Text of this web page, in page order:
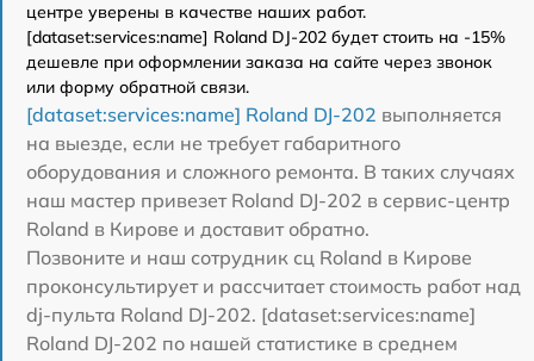
центре уверены в качестве наших работ.
[dataset:services:name] Roland DJ-202 будет стоить на -15%
дешевле при оформлении заказа на сайте через звонок
или форму обратной связи.
[dataset:services:name] Roland DJ-202 выполняется
на выезде, если не требует габаритного
оборудования и сложного ремонта. В таких случаях
наш мастер привезет Roland DJ-202 в сервис-центр
Roland в Кирове и доставит обратно.
Позвоните и наш сотрудник сц Roland в Кирове
проконсультирует и рассчитает стоимость работ над
dj-пульта Roland DJ-202. [dataset:services:name]
Roland DJ-202 по нашей статистике в среднем